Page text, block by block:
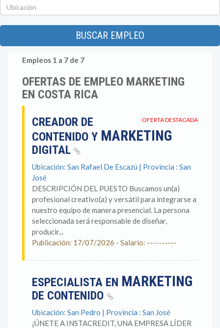
BUSCAR EMPLEO
Empleos 1 a 7 de 7
OFERTAS DE EMPLEO MARKETING
EN COSTA RICA
OFERTA DESTACADA
CREADOR DE
CONTENIDO Y MARKETING
DIGITAL
Ubicación: San Rafael De Escazú | Provincia : San
José
DESCRIPCIÓN DEL PUESTO Buscamos un(a)
profesional creativo(a) y versátil para integrarse a
nuestro equipo de manera presencial. La persona
seleccionada será responsable de diseñar,
producir...
Publicación: 17/07/2026 - Salario: ----------
ESPECIALISTA EN MARKETING
DE CONTENIDO
Ubicación: San Pedro | Provincia : San José
¡ÚNETE A INSTACREDIT, UNA EMPRESA LÍDER